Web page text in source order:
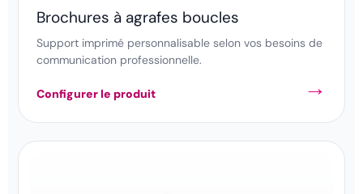
Brochures à agrafes boucles
Support imprimé personnalisable selon vos besoins de
communication professionnelle.
Configurer le produit